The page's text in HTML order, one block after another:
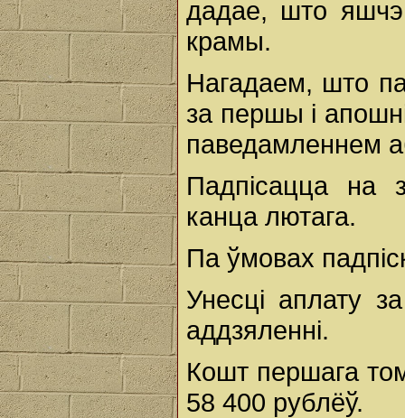
дадае, што яшчэ
крамы.
Нагадаем, што
за першы і
паведамленнем
Падпісацца на
канца лютага.
Па ўмовах
Унесці аплату
аддзяленні.
Кошт першага
58 400 рублёў.